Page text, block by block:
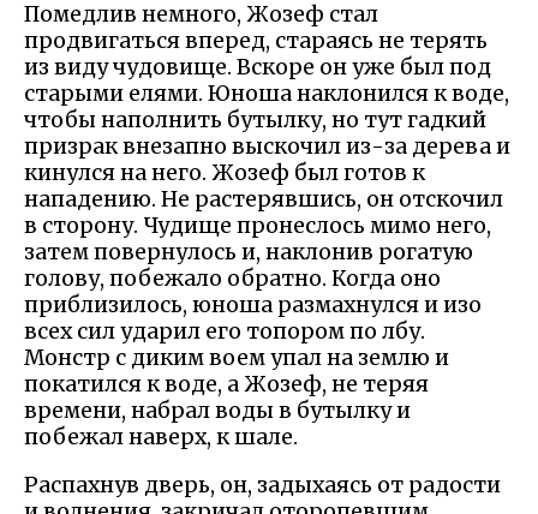
Помедлив немного, Жозеф стал
продвигаться вперед, стараясь не терять
из виду чудовище. Вскоре он уже был под
старыми елями. Юноша наклонился к воде,
чтобы наполнить бутылку, но тут гадкий
призрак внезапно выскочил из-за дерева и
кинулся на него. Жозеф был готов к
нападению. Не растерявшись, он отскочил
в сторону. Чудище пронеслось мимо него,
затем повернулось и, наклонив рогатую
голову, побежало обратно. Когда оно
приблизилось, юноша размахнулся и изо
всех сил ударил его топором по лбу.
Монстр с диким воем упал на землю и
покатился к воде, а Жозеф, не теряя
времени, набрал воды в бутылку и
побежал наверх, к шале.
Распахнув дверь, он, задыхаясь от радости